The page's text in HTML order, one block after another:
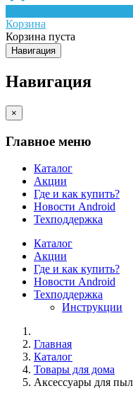
Корзина
Корзина пуста
Навигация
Навигация
×
Главное меню
Каталог
Акции
Где и как купить?
Новости Android
Техподдержка
Каталог
Акции
Где и как купить?
Новости Android
Техподдержка
Инструкции
Главная
Каталог
Товары для дома
Аксессуары для